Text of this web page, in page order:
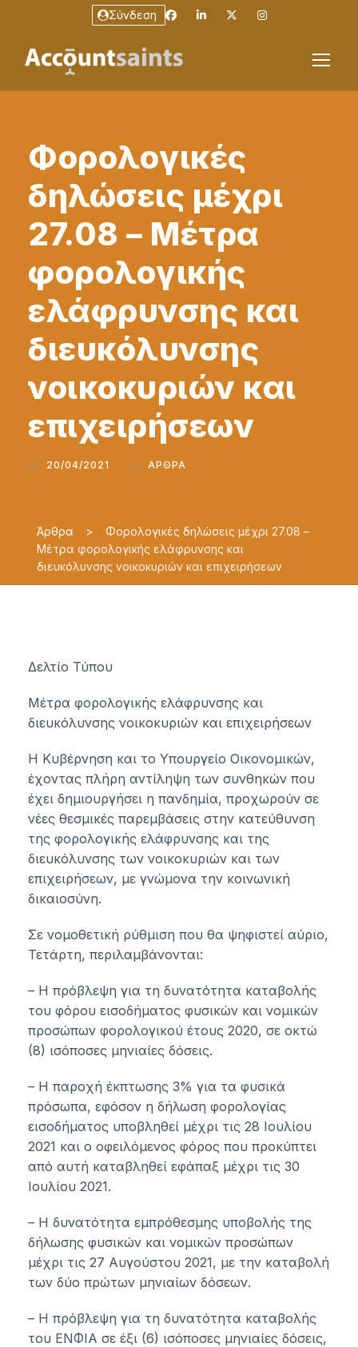
Σύνδεση
Φορολογικές
δηλώσεις μέχρι
27.08 – Μέτρα
φορολογικής
ελάφρυνσης και
διευκόλυνσης
νοικοκυριών και
επιχειρήσεων
20/04/2021 ΆΡΘΡΑ
Άρθρα >
Φορολογικές δηλώσεις μέχρι 27.08 –
Μέτρα φορολογικής ελάφρυνσης και
διευκόλυνσης νοικοκυριών και επιχειρήσεων
Δελτίο Τύπου
Μέτρα φορολογικής ελάφρυνσης και
διευκόλυνσης νοικοκυριών και επιχειρήσεων
Η Κυβέρνηση και το Υπουργείο Οικονομικών,
έχοντας πλήρη αντίληψη των συνθηκών που
έχει δημιουργήσει η πανδημία, προχωρούν σε
νέες θεσμικές παρεμβάσεις στην κατεύθυνση
της φορολογικής ελάφρυνσης και της
διευκόλυνσης των νοικοκυριών και των
επιχειρήσεων, με γνώμονα την κοινωνική
δικαιοσύνη.
Σε νομοθετική ρύθμιση που θα ψηφιστεί αύριο,
Τετάρτη, περιλαμβάνονται:
– Η πρόβλεψη για τη δυνατότητα καταβολής
του φόρου εισοδήματος φυσικών και νομικών
προσώπων φορολογικού έτους 2020, σε οκτώ
(8) ισόποσες μηνιαίες δόσεις.
– Η παροχή έκπτωσης 3% για τα φυσικά
πρόσωπα, εφόσον η δήλωση φορολογίας
εισοδήματος υποβληθεί μέχρι τις 28 Ιουλίου
2021 και ο οφειλόμενος φόρος που προκύπτει
από αυτή καταβληθεί εφάπαξ μέχρι τις 30
Ιουλίου 2021.
– Η δυνατότητα εμπρόθεσμης υποβολής της
δήλωσης φυσικών και νομικών προσώπων
μέχρι τις 27 Αυγούστου 2021, με την καταβολή
των δύο πρώτων μηνιαίων δόσεων.
– Η πρόβλεψη για τη δυνατότητα καταβολής
του ΕΝΦΙΑ σε έξι (6) ισόποσες μηνιαίες δόσεις,